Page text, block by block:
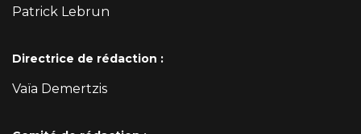
Patrick Lebrun
Directrice de rédaction :
Vaïa Demertzis